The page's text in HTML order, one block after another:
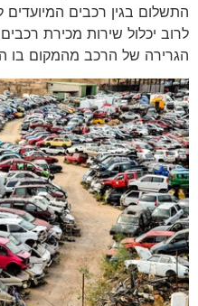
התשלום בגין רכבים המיועדים
לרוב יכלול שירות מכירת
הגרירה של הרכב מהמקום בו